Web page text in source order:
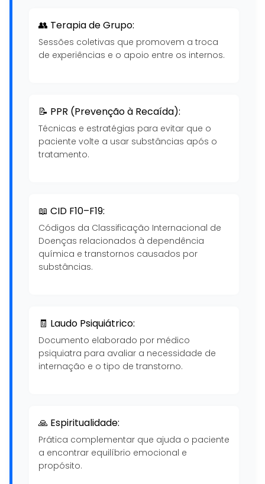
👥 Terapia de Grupo:
Sessões coletivas que promovem a troca
de experiências e o apoio entre os internos.
📝 PPR (Prevenção à Recaída):
Técnicas e estratégias para evitar que o
paciente volte a usar substâncias após o
tratamento.
📖 CID F10–F19:
Códigos da Classificação Internacional de
Doenças relacionados à dependência
química e transtornos causados por
substâncias.
🧾 Laudo Psiquiátrico:
Documento elaborado por médico
psiquiatra para avaliar a necessidade de
internação e o tipo de transtorno.
🙏 Espiritualidade:
Prática complementar que ajuda o paciente
a encontrar equilíbrio emocional e
propósito.